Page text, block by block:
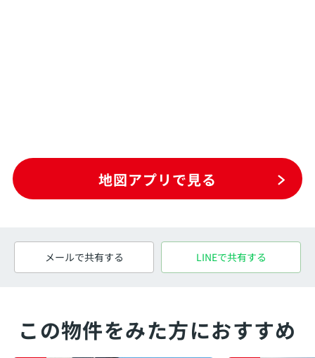
地図アプリで見る
メールで共有する LINEで共有する
この物件をみた方におすすめ